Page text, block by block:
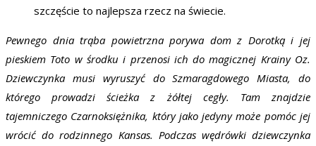
szczęście to najlepsza rzecz na świecie.
Pewnego dnia trąba powietrzna porywa dom z Dorotką i jej
pieskiem Toto w środku i przenosi ich do magicznej Krainy Oz.
Dziewczynka musi wyruszyć do Szmaragdowego Miasta, do
którego prowadzi ścieżka z żółtej cegły. Tam znajdzie
tajemniczego Czarnoksiężnika, który jako jedyny może pomóc jej
wrócić do rodzinnego Kansas. Podczas wędrówki dziewczynka